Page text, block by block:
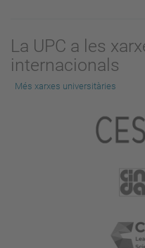
La UPC a les
internacionals
Més xarxes universitàries